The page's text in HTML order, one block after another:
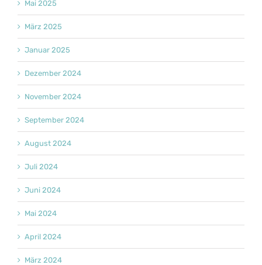
Mai 2025
März 2025
Januar 2025
Dezember 2024
November 2024
September 2024
August 2024
Juli 2024
Juni 2024
Mai 2024
April 2024
März 2024